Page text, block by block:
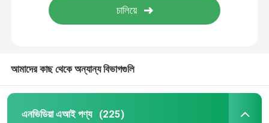
আমাদের কাছ থেকে অন্যান্য বিভাগগুলি
এনভিডিয়া এআই পণ্য (225)